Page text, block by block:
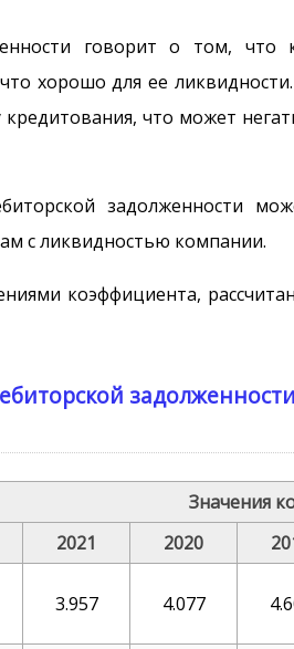
говорит о том, что
хорошо для ее
что может
задолженности
с ликвидностью компании.
коэффициента,
Значения
2021 2020
3.957 4.077